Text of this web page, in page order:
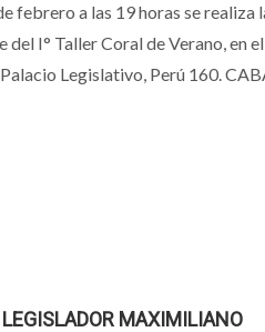
febrero a las 19 horas se realiza
del I° Taller Coral de Verano, en
Legislativo, Perú 160.
MAXIMILIANO